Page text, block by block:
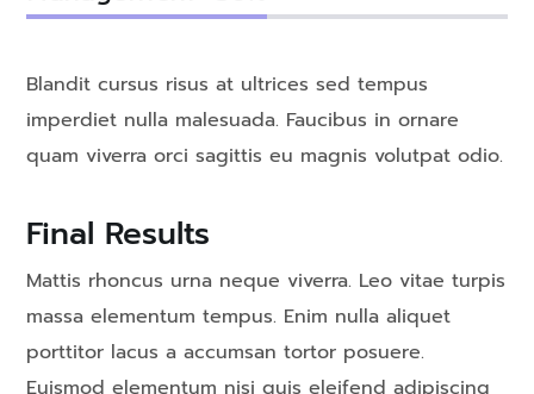
Blandit cursus risus at ultrices sed tempus
imperdiet nulla malesuada. Faucibus in ornare
quam viverra orci sagittis eu magnis volutpat odio.
Final Results
Mattis rhoncus urna neque viverra. Leo vitae turpis
massa elementum tempus. Enim nulla aliquet
porttitor lacus a accumsan tortor posuere.
Euismod elementum nisi quis eleifend adipiscing